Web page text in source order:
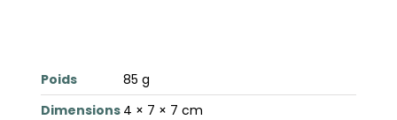
Poids
85 g
Dimensions 4 × 7 × 7 cm